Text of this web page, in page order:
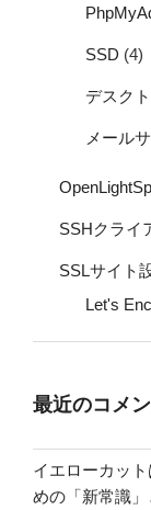
SSD (4)
デスク
メール
SSHクライ
SSLサイト
Let's
最近のコメ
イエローカッ
めの「新常識